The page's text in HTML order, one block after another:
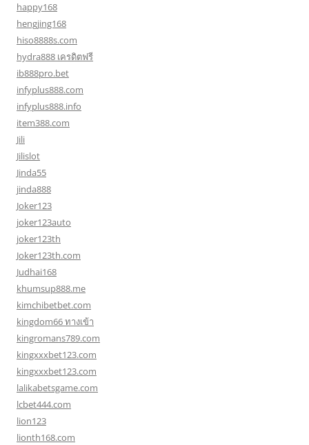
happy168
hengjing168
hiso8888s.com
hydra888 เครดิตฟรี
ib888pro.bet
infyplus888.com
infyplus888.info
item388.com
Jili
Jilislot
Jinda55
jinda888
Joker123
joker123auto
joker123th
Joker123th.com
Judhai168
khumsup888.me
kimchibetbet.com
kingdom66 ทางเข้า
kingromans789.com
kingxxxbet123.com
kingxxxbet123.com
lalikabetsgame.com
lcbet444.com
lion123
lionth168.com